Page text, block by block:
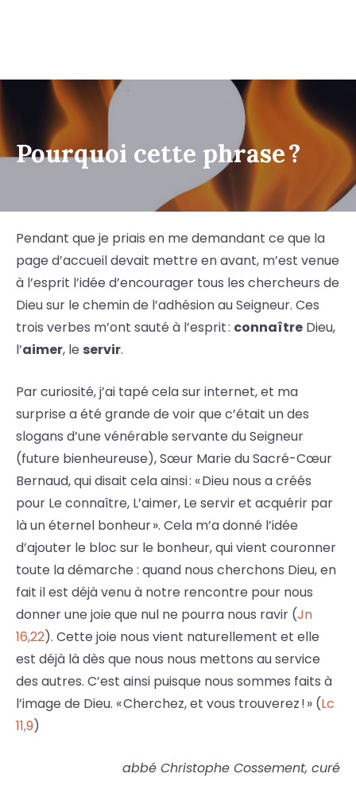
Pourquoi cette phrase ?
Pendant que je priais en me demandant ce que la
page d’accueil devait mettre en avant, m’est venue
à l’esprit l’idée d’encourager tous les chercheurs de
Dieu sur le chemin de l’adhésion au Seigneur. Ces
trois verbes m’ont sauté à l’esprit : connaître Dieu,
l’aimer, le servir.
Par curiosité, j’ai tapé cela sur internet, et ma
surprise a été grande de voir que c’était un des
slogans d’une vénérable servante du Seigneur
(future bienheureuse), Sœur Marie du Sacré-Cœur
Bernaud, qui disait cela ainsi : « Dieu nous a créés
pour Le connaître, L’aimer, Le servir et acquérir par
là un éternel bonheur ». Cela m’a donné l’idée
d’ajouter le bloc sur le bonheur, qui vient couronner
toute la démarche : quand nous cherchons Dieu, en
fait il est déjà venu à notre rencontre pour nous
donner une joie que nul ne pourra nous ravir (Jn
16,22). Cette joie nous vient naturellement et elle
est déjà là dès que nous nous mettons au service
des autres. C’est ainsi puisque nous sommes faits à
l’image de Dieu. « Cherchez, et vous trouverez ! » (Lc
11,9)
abbé Christophe Cossement, curé